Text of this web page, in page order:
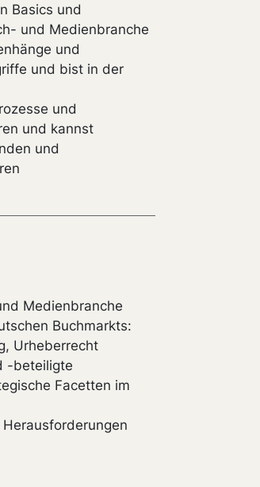
Basics und
und Medienbranche
und
und bist in der
und
und kannst
und
Medienbranche
Buchmarkts:
Urheberrecht
-beteiligte
Facetten im